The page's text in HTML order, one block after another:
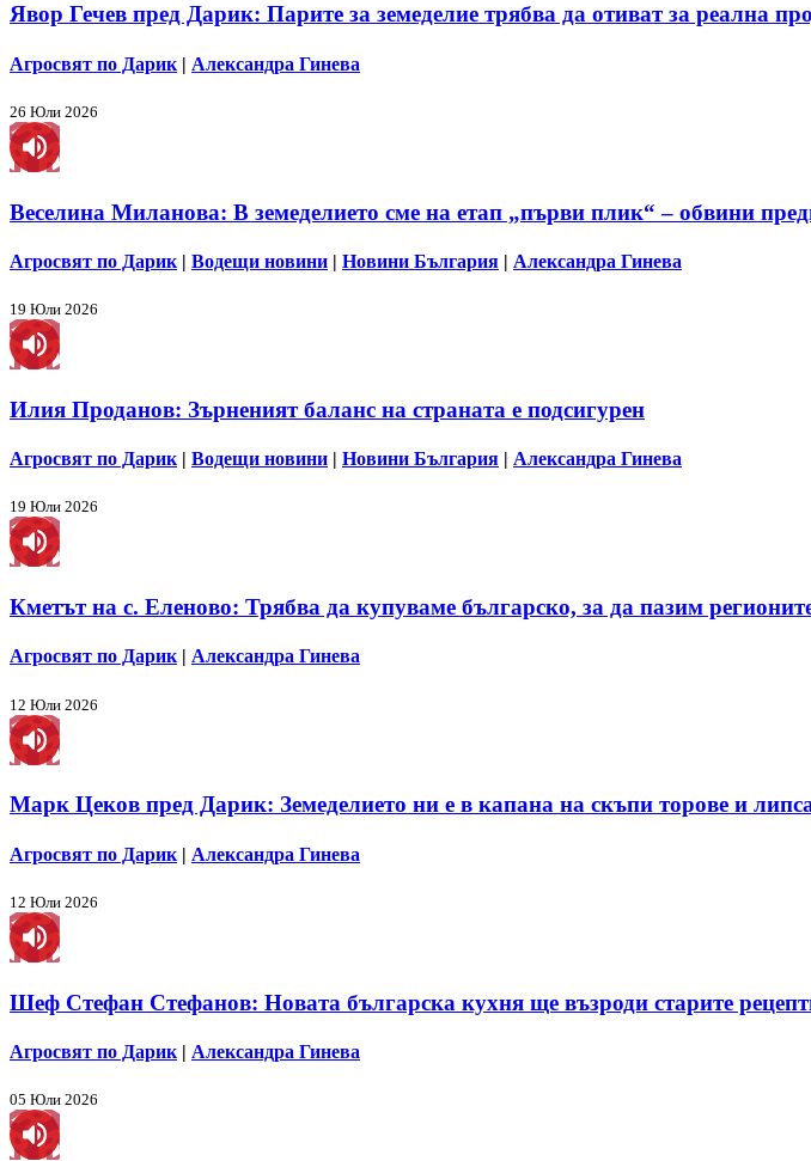
Явор Гечев пред Дарик: Парите за земеделие трябва да отиват за реална
Агросвят по Дарик | Александра Гинева
26 Юли 2026
​Веселина Миланова: В земеделието сме на етап „първи плик“ – обвини
Агросвят по Дарик | Водещи новини | Новини България | Александра Гинева
19 Юли 2026
Илия Проданов: Зърненият баланс на страната е подсигурен
Агросвят по Дарик | Водещи новини | Новини България | Александра Гинева
19 Юли 2026
Кметът на с. Еленово: Трябва да купуваме българско, за да пазим
Агросвят по Дарик| Александра Гинева
12 Юли 2026
Марк Цеков пред Дарик: Земеделието ни е в капана на скъпи торове и
Агросвят по Дарик | Александра Гинева
12 Юли 2026
Шеф Стефан Стефанов: Новата българска кухня ще възроди старите
Агросвят по Дарик | Александра Гинева
05 Юли 2026